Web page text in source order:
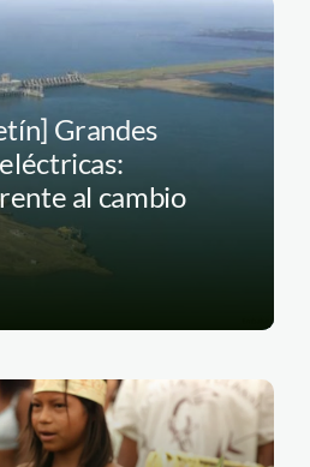
Grandes
al cambio